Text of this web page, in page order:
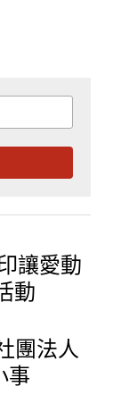
讓愛動
動
團法人
事